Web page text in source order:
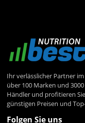
Ihr verlässlicher Partner
über 100 Marken und
Händler und profitieren
günstigen Preisen und
Folgen Sie uns